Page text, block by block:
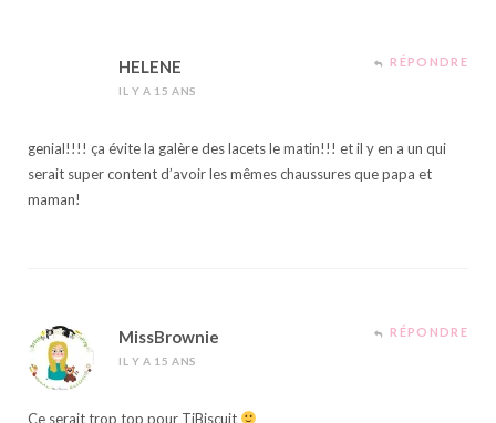
HELENE
IL Y A 15 ANS
RÉPONDRE
genial!!!! ça évite la galère des lacets le matin!!! et il y en a un qui
serait super content d’avoir les mêmes chaussures que papa et
maman!
MissBrownie
IL Y A 15 ANS
RÉPONDRE
Ce serait trop top pour TiBiscuit